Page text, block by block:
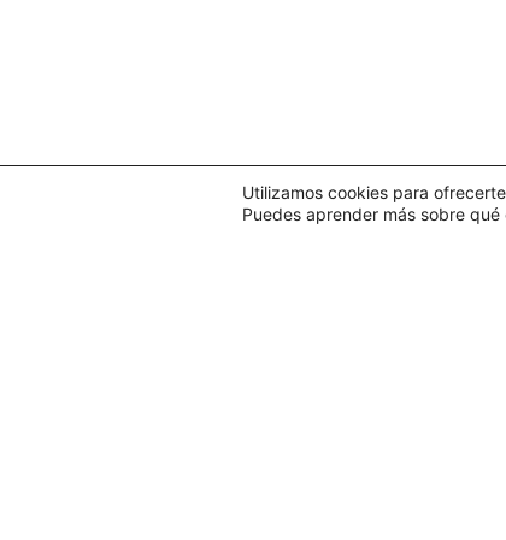
Utilizamos cookies para
Puedes aprender más sobre